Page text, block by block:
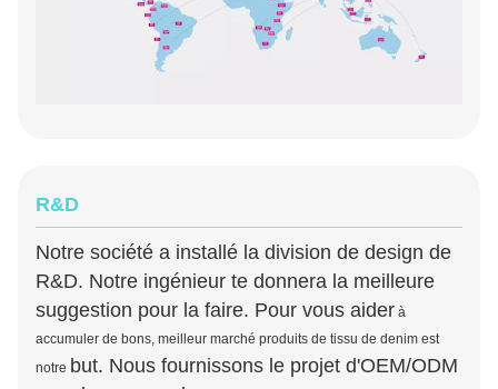
R&D
Notre société a installé la division de design de
R&D. Notre ingénieur te donnera la meilleure
suggestion pour la faire. Pour vous aider à
accumuler de bons, meilleur marché produits de tissu de denim est
notre but. Nous fournissons le projet d'OEM/ODM